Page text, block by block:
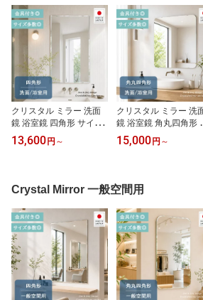
クリスタル ミラー 洗面
鏡 浴室鏡 四角形 サイズ
多数 1mm単位の指定も
◎ 水回りの鏡 長方形 正
掛け鏡 ウオールミラー
防湿鏡 姿見 全身 洗面台
防湿 お風呂 角型 四角 四
角形 夏セール 送料無料
模様替え
13,600 円 ～
クリスタル ミラー 洗
鏡 浴室鏡 角丸四角形
イズ多数 1mm単位の指
定も◎ 水回りの鏡 長方
厚 壁掛け鏡 ウオールミ
ラー 防湿鏡 姿見 全身
面台 防湿 お風呂 角型
角 四角形 夏セール 送
無料 模様替え
15,000 円 ～
Crystal Mirror 一般空間用